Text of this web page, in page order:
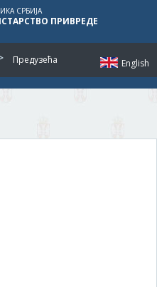
English
СРБИЈА
ПРИВРЕДЕ
Предузећа